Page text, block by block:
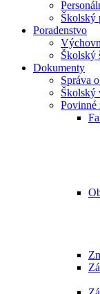
Školský
Poradenstvo
Školský
Dokumenty
Správa
Školský
Povinné